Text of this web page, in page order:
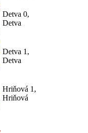
Detva 0,
Detva
Detva 1,
Detva
Hriňová 1,
Hriňová